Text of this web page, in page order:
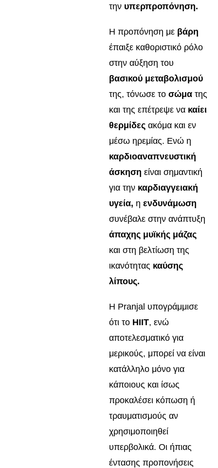
την υπερπροπόνηση.
Η προπόνηση με βάρη
έπαιξε καθοριστικό ρόλο
στην αύξηση του
βασικού μεταβολισμού
της, τόνωσε το σώμα της
και της επέτρεψε να καίει
θερμίδες ακόμα και εν
μέσω ηρεμίας. Ενώ η
καρδιοαναπνευστική
άσκηση είναι σημαντική
για την καρδιαγγειακή
υγεία, η ενδυνάμωση
συνέβαλε στην ανάπτυξη
άπαχης μυϊκής μάζας
και στη βελτίωση της
ικανότητας καύσης
λίπους.
Η Pranjal υπογράμμισε
ότι το HIIT, ενώ
αποτελεσματικό για
μερικούς, μπορεί να είναι
κατάλληλο μόνο για
κάποιους και ίσως
προκαλέσει κόπωση ή
τραυματισμούς αν
χρησιμοποιηθεί
υπερβολικά. Οι ήπιας
έντασης προπονήσεις